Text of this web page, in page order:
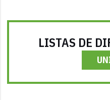
LISTAS DE